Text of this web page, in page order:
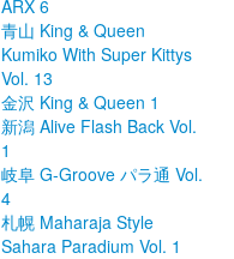
ARX 6
青山 King & Queen
Kumiko With Super Kittys
Vol. 13
金沢 King & Queen 1
新潟 Alive Flash Back Vol.
1
岐阜 G-Groove パラ通 Vol.
4
札幌 Maharaja Style
Sahara Paradium Vol. 1